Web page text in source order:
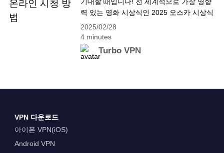
다. 한국에서 YouTube Music ReVanced를
&hellip; Continue reading YouTube Music
ReVanced를 무료로 사용하는 방법
2025/02/28
4 minutes
Turbo VPN
력 있는 영화 시상식인 2025 오스카 시상식
의 수상자가 곧 발표됩니다! 이번 시상식은
3월 2일 일요일 미국 동부 시간 오후 7시,
할리우드 오베이션의 돌비 극장에서 개최됩
니다. 또한 올해는 공연 프로세스에 큰 변화
술과 기술, 글로벌 문화의 융합을 화려하게
VPN 다운로드
아이폰 VPN(iOS)
Android VPN